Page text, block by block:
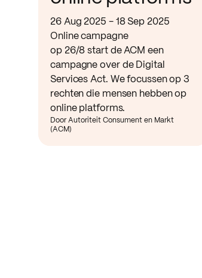
26 Aug 2025 - 18 Sep 2025
Online campagne
op 26/8 start de ACM een
campagne over de Digital
Services Act. We focussen op 3
rechten die mensen hebben op
online platforms.
Door Autoriteit Consument en Markt
(ACM)